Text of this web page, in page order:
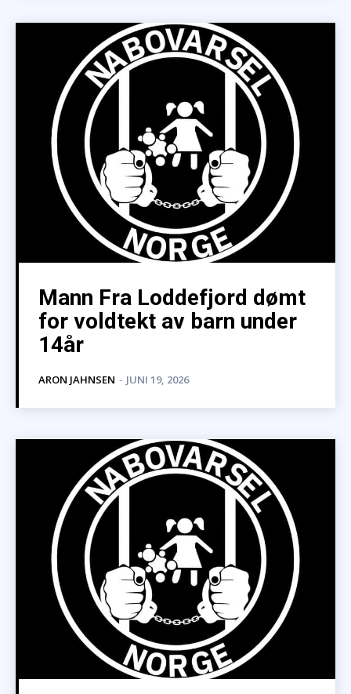
Mann Fra Loddefjord dømt
for voldtekt av barn under
14år
ARON JAHNSEN - JUNI 19, 2026